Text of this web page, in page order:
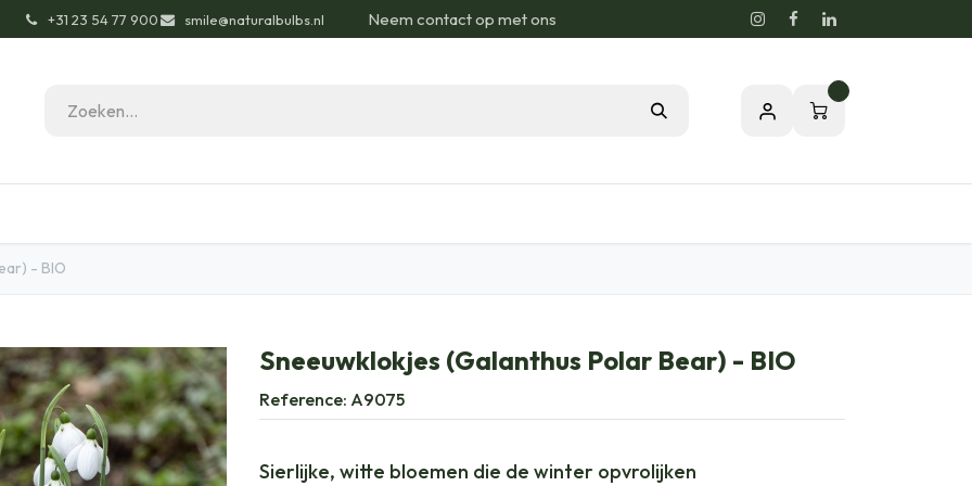
͏+31 23 54 77 900 smile@naturalbulbs.nl Neem contact op met ons
- BIO
Sneeuwklokjes (Galanthus Polar Bear) - BIO
Reference: A9075
Sierlijke, witte bloemen die de winter opvrolijken